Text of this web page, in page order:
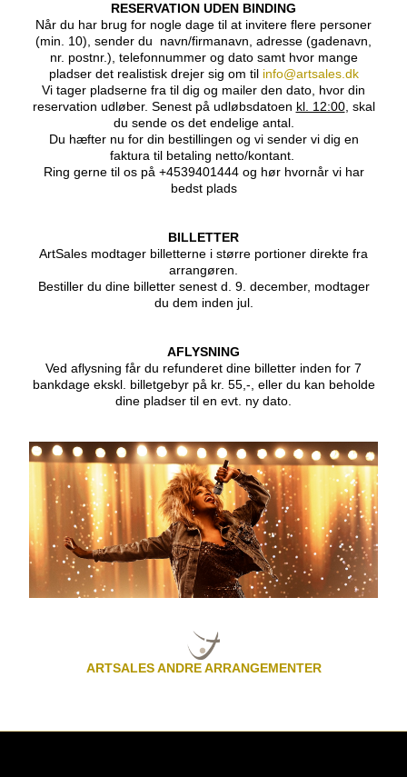
RESERVATION UDEN BINDING
Når du har brug for nogle dage til at invitere flere personer
(min. 10), sender du navn/firmanavn, adresse (gadenavn,
nr. postnr.), telefonnummer og dato samt hvor mange
pladser det realistisk drejer sig om til info@artsales.dk
Vi tager pladserne fra til dig og mailer den dato, hvor din
reservation udløber. Senest på udløbsdatoen kl. 12:00, skal
du sende os det endelige antal.
Du hæfter nu for din bestillingen og vi sender vi dig en
faktura til betaling netto/kontant.
Ring gerne til os på +4539401444 og hør hvornår vi har
bedst plads
BILLETTER
ArtSales modtager billetterne i større portioner direkte fra
arrangøren.
Bestiller du dine billetter senest d. 9. december, modtager
du dem inden jul.
AFLYSNING
Ved aflysning får du refunderet dine billetter inden for 7
bankdage ekskl. billetgebyr på kr. 55,-, eller du kan beholde
dine pladser til en evt. ny dato.
ARTSALES ANDRE ARRANGEMENTER